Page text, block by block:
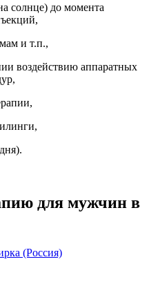
солнце) до момента
и т.п.,
воздействию аппаратных
для мужчин в
(Россия)